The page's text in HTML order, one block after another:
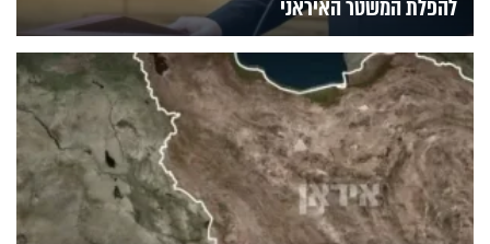
להפלת המשטר האיראני